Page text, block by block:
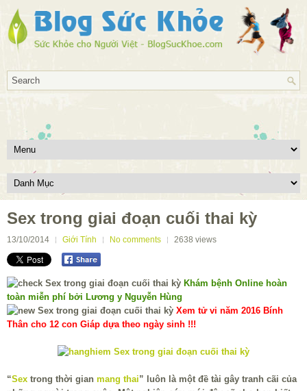
Sex trong giai đoạn cuối thai kỳ
13/10/2014 Giới Tính No comments 2638 views
Khám bệnh Online hoàn
toàn miễn phí bởi Lương y Nguyễn Hùng
Xem tử vi năm 2016 Bính
Thân cho 12 con Giáp dựa theo ngày sinh !!!
“Sex trong thời gian mang thai” luôn là một đề tài gây tranh cãi của